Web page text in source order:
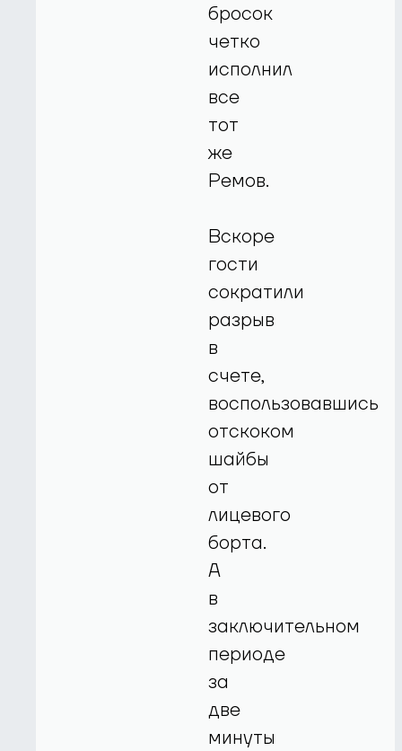
бросок
четко
исполнил
все
тот
же
Ремов.
Вскоре
гости
сократили
разрыв
в
счете,
воспользовавшись
отскоком
шайбы
от
лицевого
борта.
А
в
заключительном
периоде
за
две
минуты